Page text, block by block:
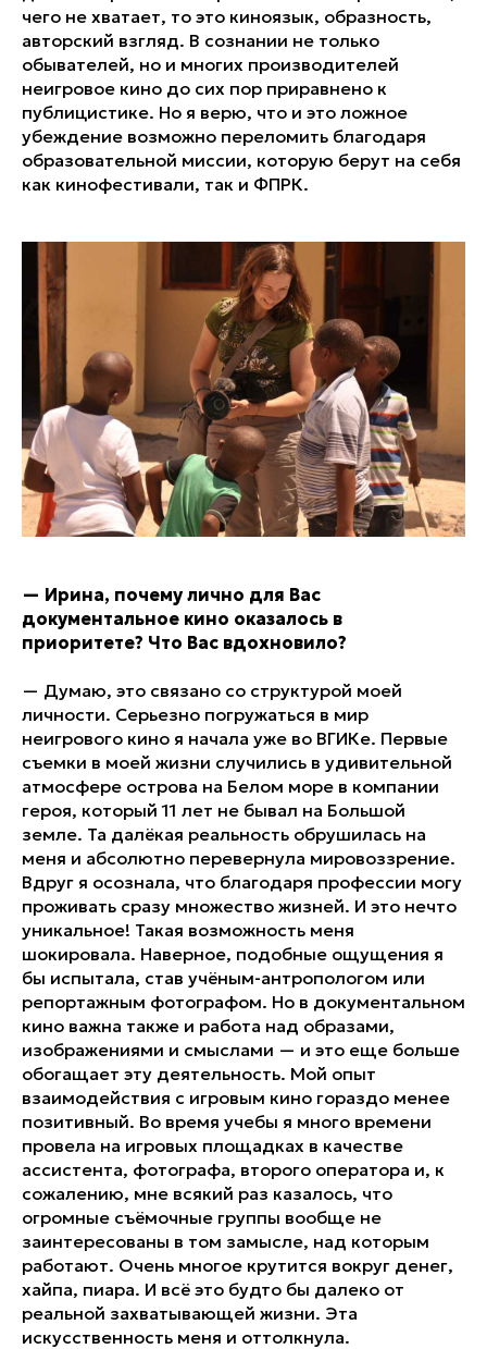
чего не хватает, то это киноязык, образность,
авторский взгляд. В сознании не только
обывателей, но и многих производителей
неигровое кино до сих пор приравнено к
публицистике. Но я верю, что и это ложное
убеждение возможно переломить благодаря
образовательной миссии, которую берут на себя
как кинофестивали, так и ФПРК.
— Ирина, почему лично для Вас
документальное кино оказалось в
приоритете? Что Вас вдохновило?
— Думаю, это связано со структурой моей
личности. Серьезно погружаться в мир
неигрового кино я начала уже во ВГИКе. Первые
съемки в моей жизни случились в удивительной
атмосфере острова на Белом море в компании
героя, который 11 лет не бывал на Большой
земле. Та далёкая реальность обрушилась на
меня и абсолютно перевернула мировоззрение.
Вдруг я осознала, что благодаря профессии могу
проживать сразу множество жизней. И это нечто
уникальное! Такая возможность меня
шокировала. Наверное, подобные ощущения я
бы испытала, став учёным-антропологом или
репортажным фотографом. Но в документальном
кино важна также и работа над образами,
изображениями и смыслами — и это еще больше
обогащает эту деятельность. Мой опыт
взаимодействия с игровым кино гораздо менее
позитивный. Во время учебы я много времени
провела на игровых площадках в качестве
ассистента, фотографа, второго оператора и, к
сожалению, мне всякий раз казалось, что
огромные съёмочные группы вообще не
заинтересованы в том замысле, над которым
работают. Очень многое крутится вокруг денег,
хайпа, пиара. И всё это будто бы далеко от
реальной захватывающей жизни. Эта
искусственность меня и оттолкнула.